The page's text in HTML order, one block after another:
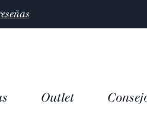
Outlet